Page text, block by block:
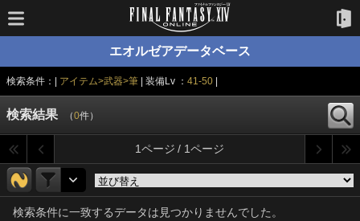
エオルゼアデータベース
検索条件：| アイテム>武器>筆 | 装備Lv ： 41-50|
検索結果 （0件）
1ページ / 1ページ
検索条件に一致するデータは見つかりませんでした。